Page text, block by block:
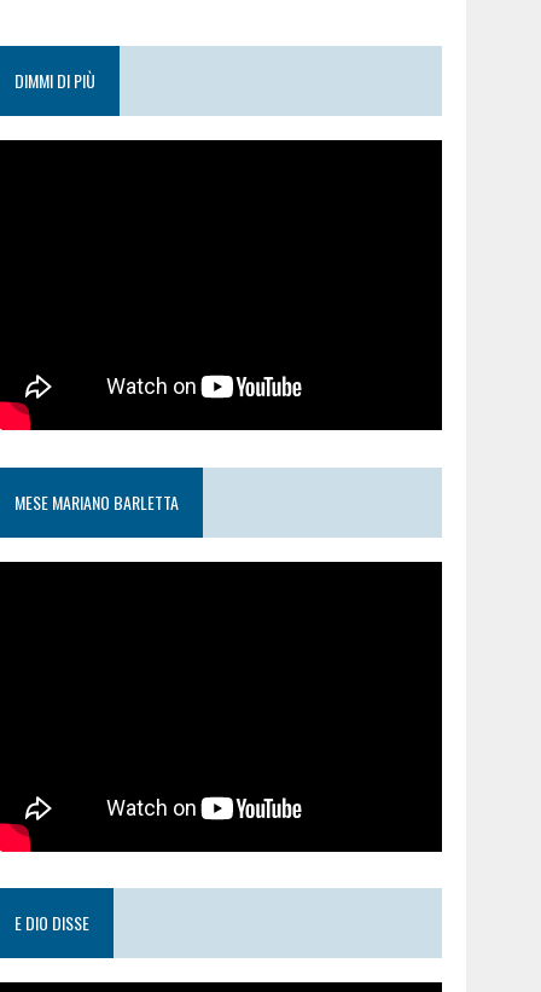
DIMMI DI PIÙ
MESE MARIANO BARLETTA
E DIO DISSE